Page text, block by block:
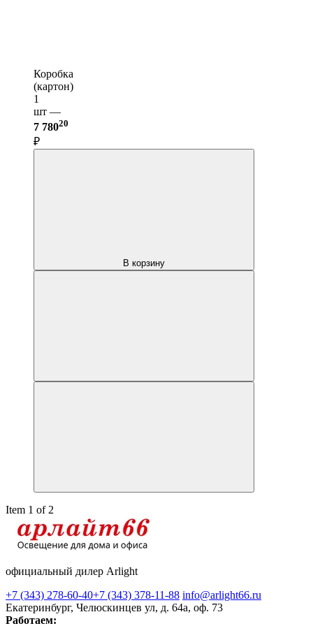
Коробка
(картон)
1
шт —
7 78020
₽
В корзину
Item 1 of 2
официальный дилер Arlight
+7 (343) 278-60-40+7 (343) 378-11-88 info@arlight66.ru
Екатеринбург, Челюскинцев ул, д. 64а, оф. 73
Работаем: